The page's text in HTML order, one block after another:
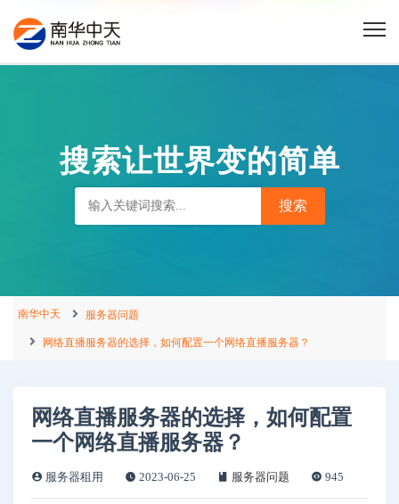
搜索让世界变的简单
南华中天 服务器问题
网络直播服务器的选择，如何配置一个网络直播服务器？
网络直播服务器的选择，如何配置
一个网络直播服务器？
服务器租用 2023-06-25 服务器问题 945